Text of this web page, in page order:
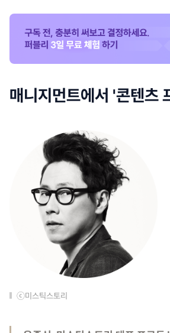
매니지먼트에서 '콘텐츠
ⓒ미스틱스토리